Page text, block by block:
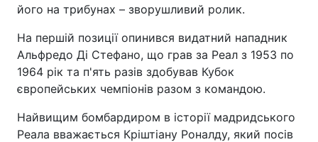
його на трибунах – зворушливий ролик.
На першій позиції опинився видатний нападник
Альфредо Ді Стефано, що грав за Реал з 1953 по
1964 рік та п'ять разів здобував Кубок
європейських чемпіонів разом з командою.
Найвищим бомбардиром в історії мадридського
Реала вважається Кріштіану Роналду, який посів